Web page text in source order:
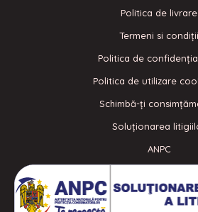
Politica de livrare
Termeni si condiţii
Politica de
Politica de utilizare
Schimbă-ți
Soluționarea
ANPC